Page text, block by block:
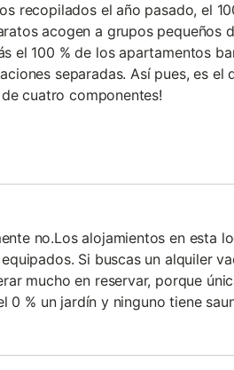
recopilados el año pasado, el
acogen a grupos pequeños
el 100 % de los apartamentos
separadas. Así pues, es el
cuatro componentes!
no.Los alojamientos en esta
Si buscas un alquiler
mucho en reservar, porque
0 % un jardín y ninguno tiene